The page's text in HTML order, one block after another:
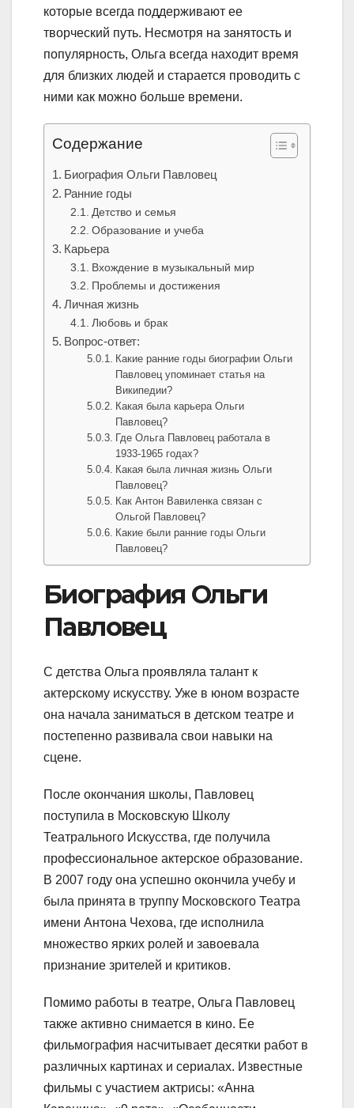
которые всегда поддерживают ее
творческий путь. Несмотря на занятость и
популярность, Ольга всегда находит время
для близких людей и старается проводить с
ними как можно больше времени.
Содержание
Биография Ольги Павловец
Ранние годы
Детство и семья
Образование и учеба
Карьера
Вхождение в музыкальный мир
Проблемы и достижения
Личная жизнь
Любовь и брак
Вопрос-ответ:
Какие ранние годы биографии Ольги
Павловец упоминает статья на
Википедии?
Какая была карьера Ольги
Павловец?
Где Ольга Павловец работала в
1933-1965 годах?
Какая была личная жизнь Ольги
Павловец?
Как Антон Вавиленка связан с
Ольгой Павловец?
Какие были ранние годы Ольги
Павловец?
Биография Ольги
Павловец
С детства Ольга проявляла талант к
актерскому искусству. Уже в юном возрасте
она начала заниматься в детском театре и
постепенно развивала свои навыки на
сцене.
После окончания школы, Павловец
поступила в Московскую Школу
Театрального Искусства, где получила
профессиональное актерское образование.
В 2007 году она успешно окончила учебу и
была принята в труппу Московского Театра
имени Антона Чехова, где исполнила
множество ярких ролей и завоевала
признание зрителей и критиков.
Помимо работы в театре, Ольга Павловец
также активно снимается в кино. Ее
фильмография насчитывает десятки работ в
различных картинах и сериалах. Известные
фильмы с участием актрисы: «Анна